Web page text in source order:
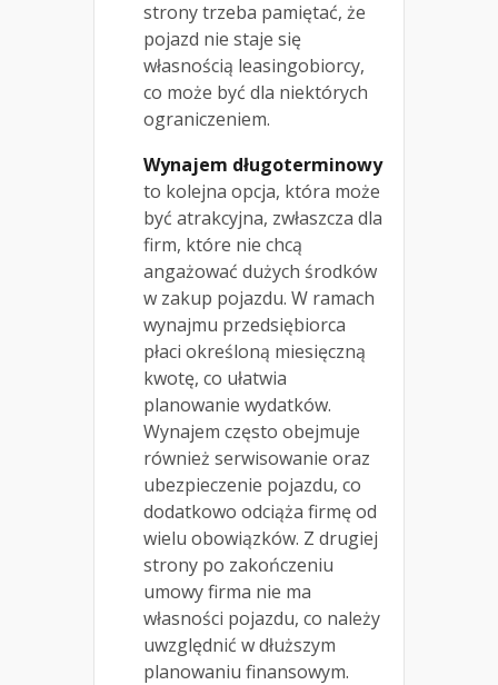
strony trzeba pamiętać, że
pojazd nie staje się
własnością leasingobiorcy,
co może być dla niektórych
ograniczeniem.
Wynajem długoterminowy
to kolejna opcja, która może
być atrakcyjna, zwłaszcza dla
firm, które nie chcą
angażować dużych środków
w zakup pojazdu. W ramach
wynajmu przedsiębiorca
płaci określoną miesięczną
kwotę, co ułatwia
planowanie wydatków.
Wynajem często obejmuje
również serwisowanie oraz
ubezpieczenie pojazdu, co
dodatkowo odciąża firmę od
wielu obowiązków. Z drugiej
strony po zakończeniu
umowy firma nie ma
własności pojazdu, co należy
uwzględnić w dłuższym
planowaniu finansowym.